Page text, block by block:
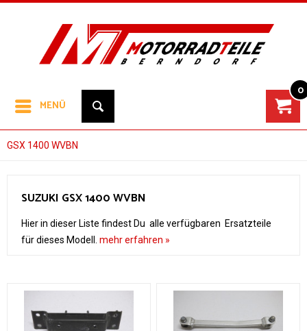
MENÜ
0
GSX 1400 WVBN
SUZUKI GSX 1400 WVBN
Hier in dieser Liste findest Du alle verfügbaren Ersatzteile
für dieses Modell. mehr erfahren »